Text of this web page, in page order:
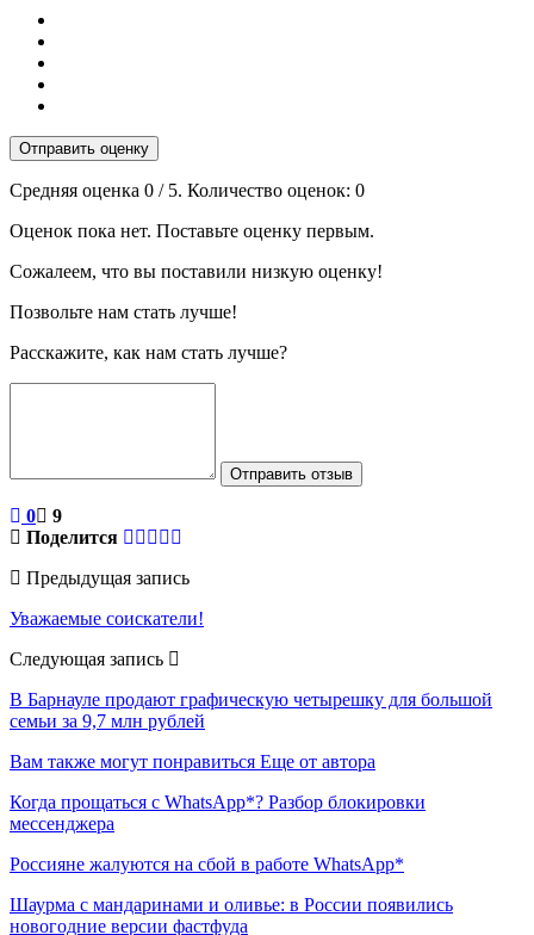
Отправить оценку
Средняя оценка 0 / 5. Количество оценок: 0
Оценок пока нет. Поставьте оценку первым.
Сожалеем, что вы поставили низкую оценку!
Позвольте нам стать лучше!
Расскажите, как нам стать лучше?
Отправить отзыв
0
9
Поделится
Предыдущая запись
Уважаемые соискатели!
Следующая запись
В Барнауле продают графическую четырешку для большой
семьи за 9,7 млн рублей
Вам также могут понравиться Еще от автора
Когда прощаться с WhatsApp*? Разбор блокировки
мессенджера
Россияне жалуются на сбой в работе WhatsApp*
Шаурма с мандаринами и оливье: в России появились
новогодние версии фастфуда